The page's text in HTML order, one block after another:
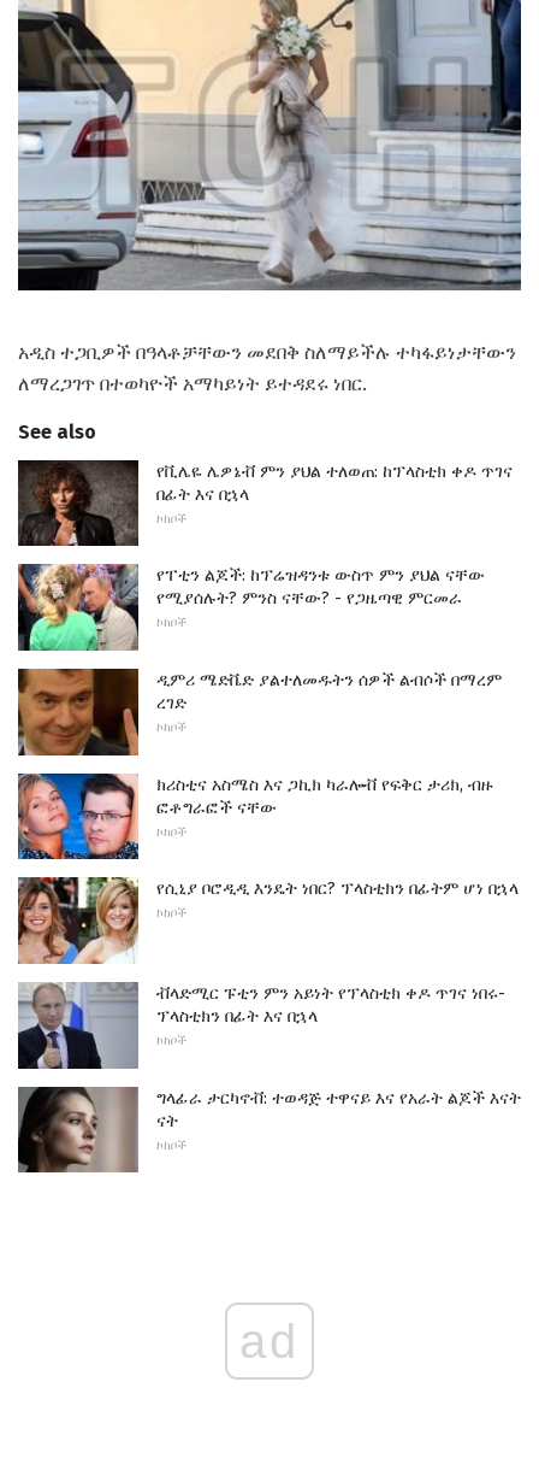
አዲስ ተጋቢዎች በዓላቶቻቸውን መደበቅ ስለማይችሉ ተካፋይነታቸውን
ለማረጋገጥ በተወካዮች አማካይነት ይተዳደሩ ነበር.
See also
የቪሌዬ ሌዎኔቭ ምን ያህል ተለወጠ: ከፕላስቲክ ቀዶ ጥገና
በፊት እና በኋላ
ኮከቦች
የፐቲን ልጆች: ከፕሬዝዳንቱ ውስጥ ምን ያህል ናቸው
የሚያሰሉት? ምንስ ናቸው? - የጋዜጣዊ ምርመራ
ኮከቦች
ዲምሪ ሜድቬድ ያልተለመዱትን ሰዎች ልብሶች በማረም
ረገድ
ኮከቦች
ክሪስቲና አስሜስ እና ጋኪክ ካራሎቭ የፍቅር ታሪክ, ብዙ
ፎቶግራፎች ናቸው
ኮከቦች
የሲኒያ ቦሮዲዲ እንዴት ነበር? ፕላስቲክን በፊትም ሆነ በኋላ
ኮከቦች
ቭላድሚር ፑቲን ምን አይነት የፕላስቲክ ቀዶ ጥገና ነበሩ-
ፕላስቲክን በፊት እና በኋላ
ኮከቦች
ግላፊራ ታርካኖቭ: ተወዳጅ ተዋናይ እና የአራት ልጆች እናት
ናት
ኮከቦች
ad